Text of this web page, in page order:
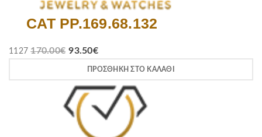
CAT PP.169.68.132
1127 170.00€ 93.50€
ΠΡΟΣΘΉΚΗ ΣΤΟ ΚΑΛΆΘΙ